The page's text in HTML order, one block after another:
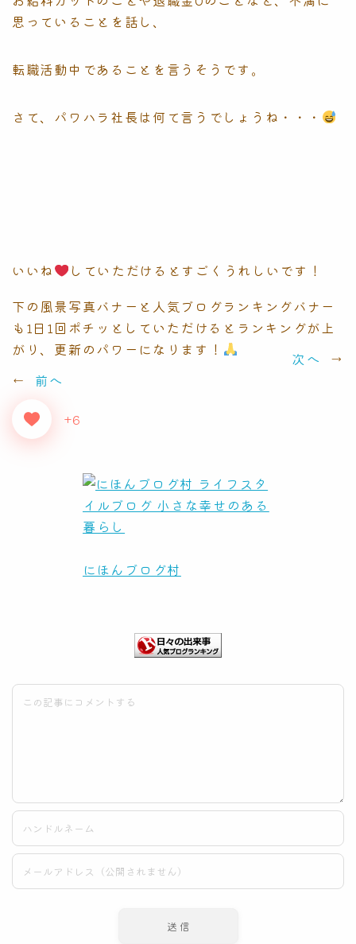
思っていることを話し、
転職活動中であることを言うそうです。
さて、パワハラ社長は何て言うでしょうね・・・
いいね
していただけるとすごくうれしいです！
下の風景写真バナーと人気ブログランキングバナー
も1日1回ポチッとしていただけるとランキングが上
がり、更新のパワーになります！
次へ
→
←
前へ
+6
にほんブログ村